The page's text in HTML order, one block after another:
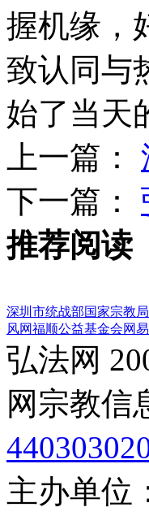
握机缘，
致认同与
始了当天
上一篇：
下一篇：
推荐阅读
深圳市统战部国家宗教局
风网福顺公益基金会网
弘法网
网宗教信
主办单位